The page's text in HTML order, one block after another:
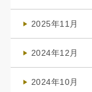
2025年11月
2024年12月
2024年10月